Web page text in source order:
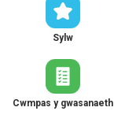
Sylw
Cwmpas y gwasanaeth